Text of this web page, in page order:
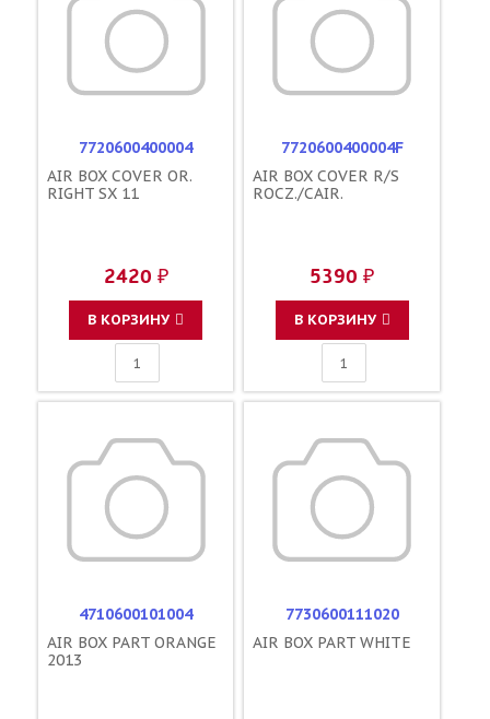
7720600400004
AIR BOX COVER OR.
RIGHT SX 11
2420 ₽
В КОРЗИНУ
7720600400004F
AIR BOX COVER R/S
ROCZ./CAIR.
5390 ₽
В КОРЗИНУ
4710600101004
AIR BOX PART ORANGE
2013
7730600111020
AIR BOX PART WHITE